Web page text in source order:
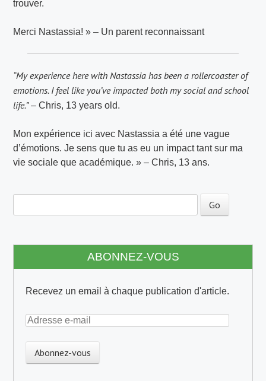
trouver.
Merci Nastassia! » – Un parent reconnaissant
“My experience here with Nastassia has been a rollercoaster of
emotions. I feel like you’ve impacted both my social and school
life.”– Chris, 13 years old.
Mon expérience ici avec Nastassia a été une vague
d’émotions. Je sens que tu as eu un impact tant sur ma
vie sociale que académique. » – Chris, 13 ans.
ABONNEZ-VOUS
Recevez un email à chaque publication d'article.
A
e